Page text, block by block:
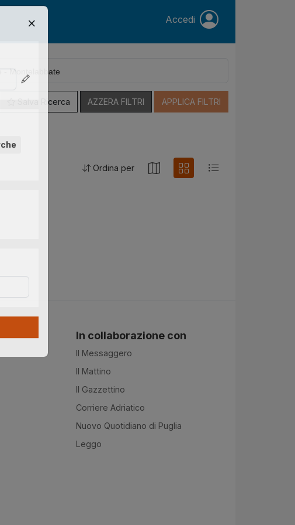
Accedi
Salva Ricerca AZZERA FILTRI APPLICA FILTRI
Ordina per
In collaborazione con
Il Messaggero
Il Mattino
Il Gazzettino
Corriere Adriatico
Nuovo Quotidiano di Puglia
Leggo